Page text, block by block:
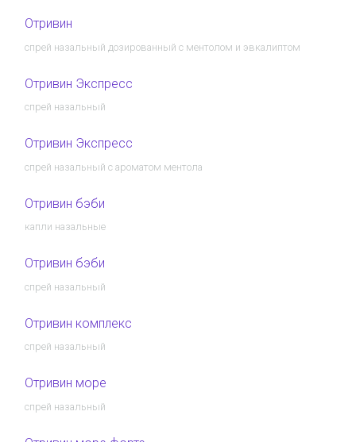
Отривин
спрей назальный дозированный с ментолом и эвкалиптом
Отривин Экспресс
спрей назальный
Отривин Экспресс
спрей назальный с ароматом ментола
Отривин бэби
капли назальные
Отривин бэби
спрей назальный
Отривин комплекс
спрей назальный
Отривин море
спрей назальный